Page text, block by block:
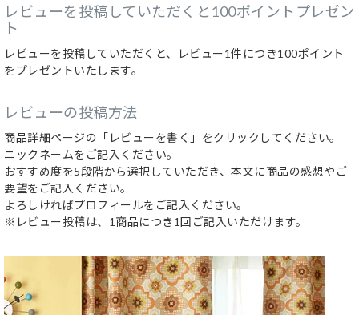
レビューを投稿していただくと100ポイントプレゼン
ト
レビューを投稿していただくと、レビュー1件につき100ポイント
をプレゼントいたします。
レビューの投稿方法
商品詳細ページの「レビューを書く」をクリックしてください。
ニックネームをご記入ください。
おすすめ度を5段階から選択していただき、本文に商品の感想やご
要望をご記入ください。
よろしければプロフィールをご記入ください。
※レビュー投稿は、1商品につき1回ご記入いただけます。